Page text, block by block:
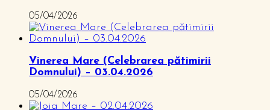
05/04/2026
Vinerea Mare (Celebrarea pătimirii
Domnului) – 03.04.2026
05/04/2026